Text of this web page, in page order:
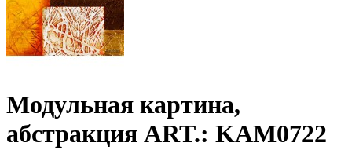
Модульная картина,
абстракция ART.: KAM0722